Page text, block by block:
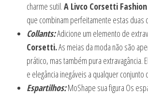
charme sutil.A Livco Corsetti Fashion
que combinam perfeitamente estas duas
Collants:Adicione um elemento de
Corsetti.As meias da moda não são
prático, mas também pura extravagância.
e elegância inegáveis a qualquer conjunto
Espartilhos:MoShape sua figura Os